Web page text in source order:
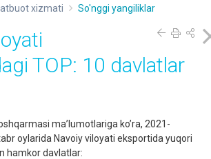
xizmati So'nggi yangiliklar
TOP: 10 davlatlar
maʼlumotlariga koʼra, 2021-
oylarida Navoiy viloyati eksportida yuqori
hamkor davlatlar: